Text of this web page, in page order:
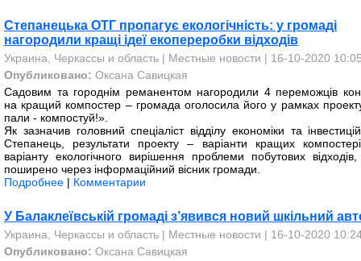
Степанецька ОТГ пропагує екологічність: у громаді
нагородили кращі ідеї екопереробки відходів
Украина, Черкассы и область | Местные новости | 16-10-2020
Опубликовано: Оксана Савицкая
Садовим та городнім реманентом нагородили 4 переможців
на кращий компостер – громада оголосила його у рамках
пали - компостуй!».
Як зазначив головний спеціаліст відділу економіки та
Степанець, результати проекту – варіанти кращих
варіанту екологічного вирішення проблеми побутових
поширено через інформаційний вісник громади.
Подробнее | Комментарии
У Балаклеївській громаді з’явився новий шкільний
Украина, Черкассы и область | Местные новости | 16-10-2020
Опубликовано: Оксана Савицкая